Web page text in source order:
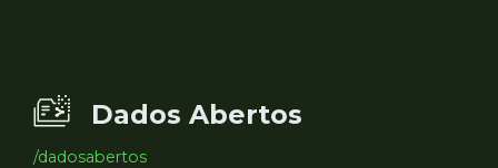
Dados Abertos
/dadosabertos